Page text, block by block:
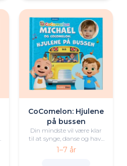
CoComelon: Hjulene
på bussen
Din mindste vil være klar
til at synge, danse og have
det sjovt med CoComelon
og vennerne.
1–7 år